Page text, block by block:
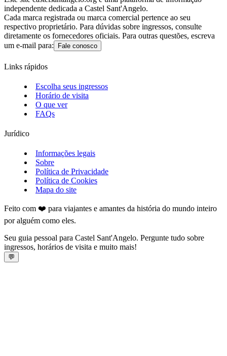
independente dedicada a Castel Sant'Angelo.
Cada marca registrada ou marca comercial pertence ao seu
respectivo proprietário. Para dúvidas sobre ingressos, consulte
diretamente os fornecedores oficiais. Para outras questões, escreva
um e-mail para:
Fale conosco
Links rápidos
Escolha seus ingressos
Horário de visita
O que ver
FAQs
Jurídico
Informações legais
Sobre
Política de Privacidade
Política de Cookies
Mapa do site
Feito com ❤️ para viajantes e amantes da história do mundo inteiro
por alguém como eles.
Seu guia pessoal para Castel Sant'Angelo. Pergunte tudo sobre
ingressos, horários de visita e muito mais!
💬